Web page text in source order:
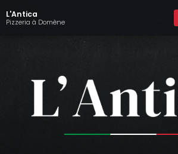
au
contenu
L'Antica
Pizzeria à Domène